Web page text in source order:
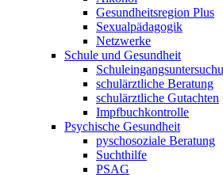
Gesundheitsregion Plus
Sexualpädagogik
Netzwerke
Schule und Gesundheit
schulärztliche Beratung
schulärztliche Gutachten
Impfbuchkontrolle
Psychische Gesundheit
pyschosoziale Beratung
Suchthilfe
PSAG